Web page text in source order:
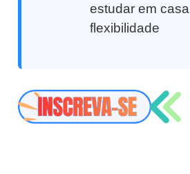
estudar em
flexibilidade